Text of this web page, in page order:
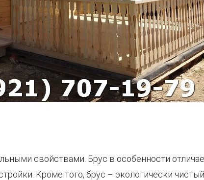
свойствами. Брус в особенности
Кроме того, брус – экологически